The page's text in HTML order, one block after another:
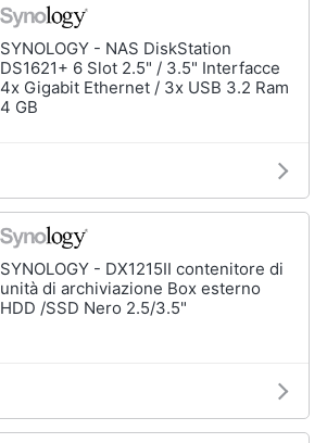
SYNOLOGY - NAS DiskStation
DS1621+ 6 Slot 2.5" / 3.5" Interfacce
4x Gigabit Ethernet / 3x USB 3.2 Ram
4 GB
SYNOLOGY - DX1215II contenitore di
unità di archiviazione Box esterno
HDD /SSD Nero 2.5/3.5"